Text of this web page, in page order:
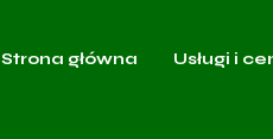
Strona główna Usługi i